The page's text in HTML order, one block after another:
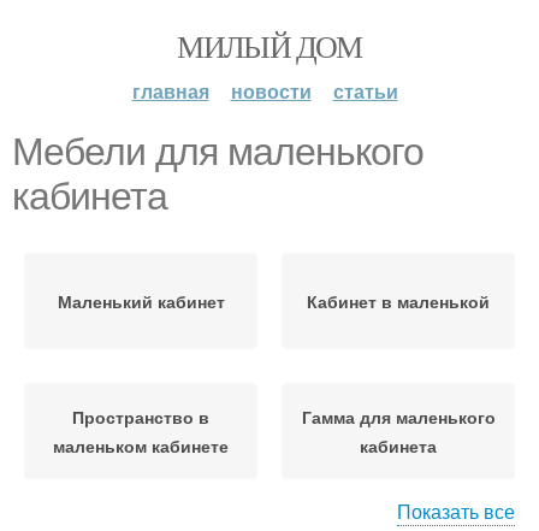
МИЛЫЙ ДОМ
главная новости статьи
Мебели для маленького
кабинета
Маленький кабинет Кабинет в маленькой
Пространство в
маленьком кабинете
Гамма для маленького
кабинета
Показать все